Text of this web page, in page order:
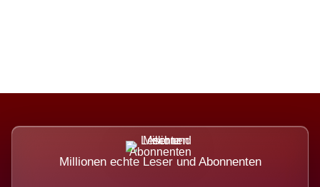
Millionen echte Leser und Abonnenten